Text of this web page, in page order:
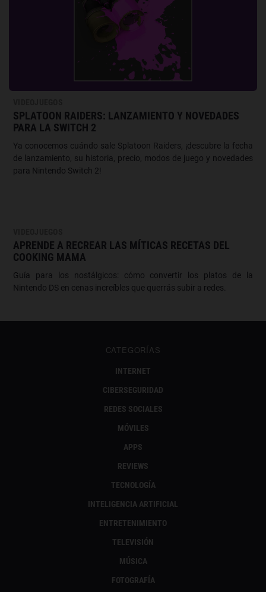
SPLATOON RAIDERS: LANZAMIENTO Y NOVEDADES
PARA LA SWITCH 2
Ya conocemos cuándo sale Splatoon Raiders, ¡descubre la fecha
de lanzamiento, su historia, precio, modos de juego y novedades
para Nintendo Switch 2!
APRENDE A RECREAR LAS MÍTICAS RECETAS DEL
COOKING MAMA
Guía para los nostálgicos: cómo convertir los platos de la
Nintendo DS en cenas increíbles que querrás subir a redes.
CATEGORÍAS
INTERNET
CIBERSEGURIDAD
REDES SOCIALES
MÓVILES
APPS
REVIEWS
TECNOLOGÍA
INTELIGENCIA ARTIFICIAL
ENTRETENIMIENTO
TELEVISIÓN
MÚSICA
FOTOGRAFÍA